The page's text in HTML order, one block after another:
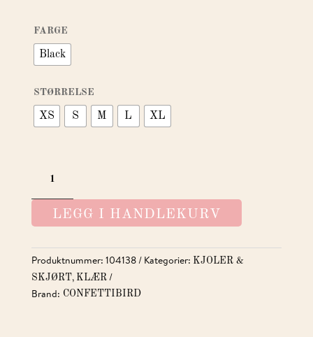
FARGE
Black
STØRRELSE
XS S M L XL
PARTY
FRILL
DRESSLEGG I HANDLEKURV
Produktnummer: 104138 Kategorier: KJOLER &
SKJØRT, KLÆR
Brand: CONFETTIBIRD